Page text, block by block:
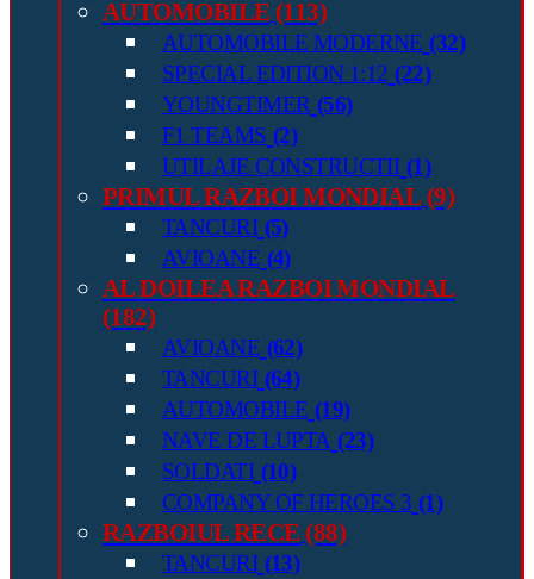
AUTOMOBILE (113)
AUTOMOBILE MODERNE (32)
SPECIAL EDITION 1:12 (22)
YOUNGTIMER (56)
F1 TEAMS (2)
UTILAJE CONSTRUCTII (1)
PRIMUL RAZBOI MONDIAL (9)
TANCURI (5)
AVIOANE (4)
AL DOILEA RAZBOI MONDIAL
(182)
AVIOANE (62)
TANCURI (64)
AUTOMOBILE (19)
NAVE DE LUPTA (23)
SOLDATI (10)
COMPANY OF HEROES 3 (1)
RAZBOIUL RECE (88)
TANCURI (13)